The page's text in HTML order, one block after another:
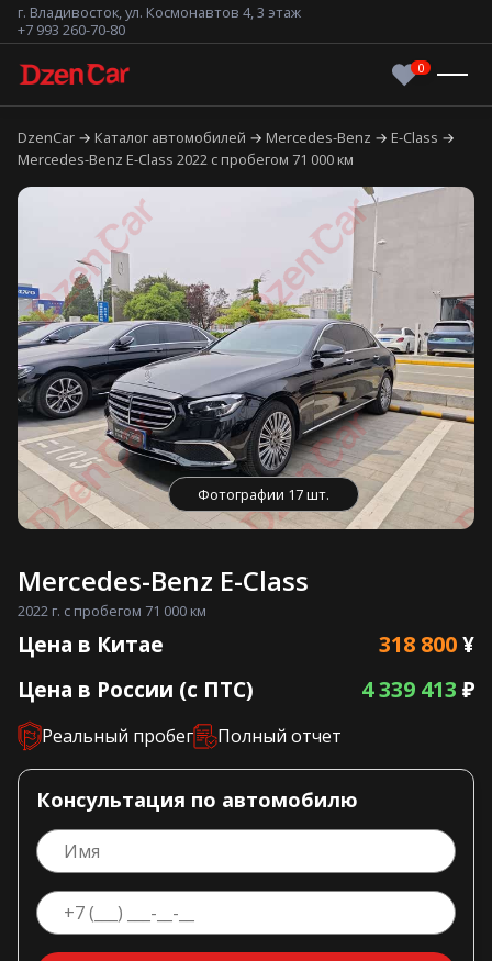
г. Владивосток, ул. Космонавтов 4, 3 этаж
+7 993 260-70-80
DzenCar Каталог автомобилей Mercedes-Benz
E-Class
Mercedes-Benz E-Class 2022 с пробегом 71 000 км
Фотографии 17 шт.
Mercedes-Benz E-Class
2022 г. с пробегом 71 000 км
Цена в Китае 318 800¥
Цена в России (с ПТС)
4 339 413 ₽
Реальный пробег Полный отчет
Консультация по автомобилю